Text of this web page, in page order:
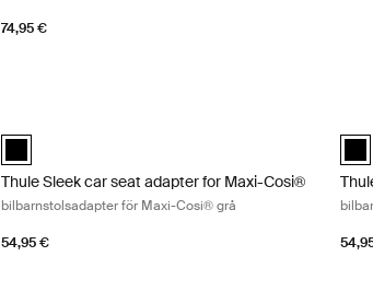
74,95 €
Thule Sleek car seat adapter for Maxi-Cosi® Svart
Thule Sleek car seat adapter for Maxi-Cosi®
bilbarnstolsadapter för Maxi-Cosi® grå
54,95 €